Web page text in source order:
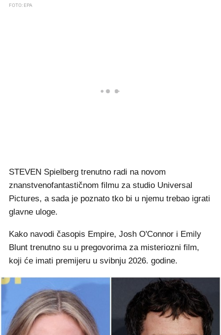
FOTO: EPA
STEVEN Spielberg trenutno radi na novom
znanstvenofantastičnom filmu za studio Universal
Pictures, a sada je poznato tko bi u njemu trebao igrati
glavne uloge.
Kako navodi časopis Empire, Josh O'Connor i Emily
Blunt trenutno su u pregovorima za misteriozni film,
koji će imati premijeru u svibnju 2026. godine.